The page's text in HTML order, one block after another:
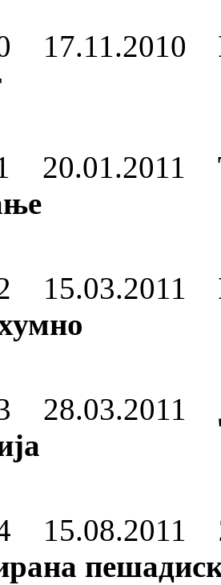
17.11.2010
20.01.2011
15.03.2011
28.03.2011
15.08.2011